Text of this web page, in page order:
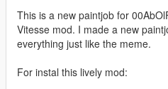
This is a new paintjob for
Vitesse mod. I made a new
everything just like the meme.
For instal this lively mod: